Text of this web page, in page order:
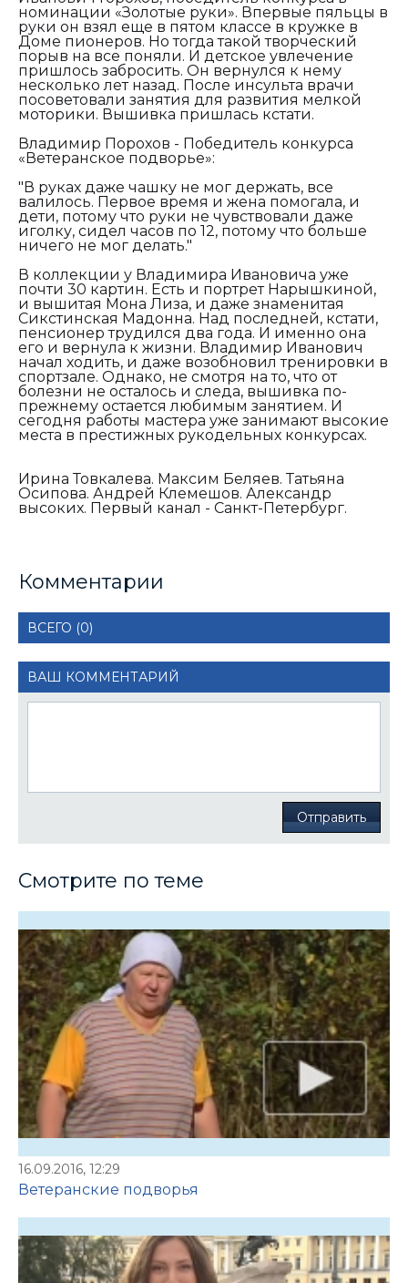
номинации «Золотые руки». Впервые пяльцы в
руки он взял еще в пятом классе в кружке в
Доме пионеров. Но тогда такой творческий
порыв на все поняли. И детское увлечение
пришлось забросить. Он вернулся к нему
несколько лет назад. После инсульта врачи
посоветовали занятия для развития мелкой
моторики. Вышивка пришлась кстати.
Владимир Порохов - Победитель конкурса
«Ветеранское подворье»:
"В руках даже чашку не мог держать, все
валилось. Первое время и жена помогала, и
дети, потому что руки не чувствовали даже
иголку, сидел часов по 12, потому что больше
ничего не мог делать."
В коллекции у Владимира Ивановича уже
почти 30 картин. Есть и портрет Нарышкиной,
и вышитая Мона Лиза, и даже знаменитая
Сикстинская Мадонна. Над последней, кстати,
пенсионер трудился два года. И именно она
его и вернула к жизни. Владимир Иванович
начал ходить, и даже возобновил тренировки в
спортзале. Однако, не смотря на то, что от
болезни не осталось и следа, вышивка по-
прежнему остается любимым занятием. И
сегодня работы мастера уже занимают высокие
места в престижных рукодельных конкурсах.
Ирина Товкалева. Максим Беляев. Татьяна
Осипова. Андрей Клемешов. Александр
высоких. Первый канал - Санкт-Петербург.
Комментарии
ВСЕГО (0)
ВАШ КОММЕНТАРИЙ
Отправить
Смотрите по теме
16.09.2016, 12:29
Ветеранские подворья